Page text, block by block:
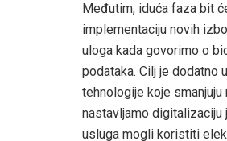
Međutim, iduća faza bit
implementaciju novih
uloga kada govorimo o
podataka. Cilj je dodatno
tehnologije koje
nastavljamo digitalizaciju
usluga mogli koristiti